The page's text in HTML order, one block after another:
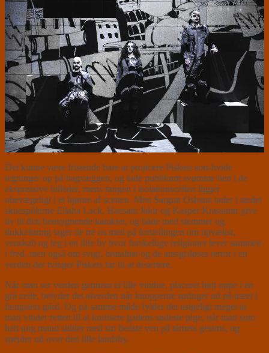
Det kunne være fristende bare at projicere Piskets sort-hvide
tegninger op på bagvæggen, og lade publikum svømme hen i de
ekspressive billeder, mens fangen i isolationscellen ligger
ubevægeligt i et hjørne af scenen. Men Sargun Oshana lader i stedet
skuespillerne Ellaha Lack, Haesam Jakir og Kasper Krassimir give
liv til den hensygnende karakter, og både med stemmer og
dukkeføring tager de tre os med på fortællingen om opvækst,
venskab og leg i en lille by hvor forskellige religioner lever sammen
i fred, men også om svigt, brutalitet og de ansigtsløses terror i en
verden der tvinger Piskets far til at desertere.
Når man ser verden gennem et lille vindue, placeret højt oppe i en
grå celle, betyder det alverden når knopperne springer ud på træet i
fængslets gård. Og på samme måde fylder det usigeligt meget at
man vinder retten til at kurtisere gadens sødeste pige, når man som
helt ung mand sidder med sin bedste ven på tårnets gesims, og
spejder ud over den lille landsby.